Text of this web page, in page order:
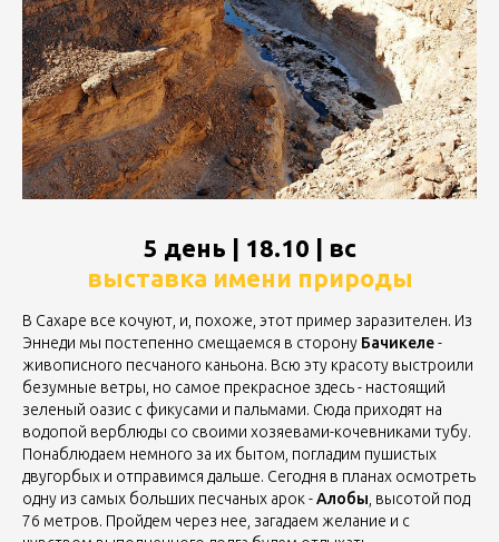
5 день | 18.10 | вс
выставка имени природы
В Сахаре все кочуют, и, похоже, этот пример заразителен. Из
Эннеди мы постепенно смещаемся в сторону Бачикеле-
живописного песчаного каньона. Всю эту красоту выстроили
безумные ветры, но самое прекрасное здесь - настоящий
зеленый оазис с фикусами и пальмами. Сюда приходят на
водопой верблюды со своими хозяевами-кочевниками тубу.
Понаблюдаем немного за их бытом, погладим пушистых
двугорбых и отправимся дальше. Сегодня в планах осмотреть
одну из самых больших песчаных арок -Алобы , высотой под
76 метров. Пройдем через нее, загадаем желание и с